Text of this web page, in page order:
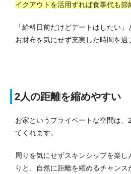
イクアウトを活用すれば食事代も節
「給料日前だけどデートはしたい
お財布を気にせず充実した時間を過
2人の距離を縮めやすい
お家というプライベートな空間は
てくれます。
周りを気にせずスキンシップを楽し
りと、自然に距離を縮めるチャンス